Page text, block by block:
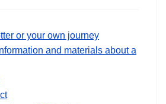
or your own journey
and materials about a